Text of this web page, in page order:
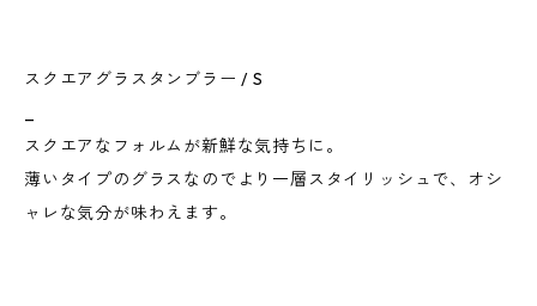
スクエアグラスタンブラー / S
スクエアなフォルムが新鮮な気持ちに。
薄いタイプのグラスなのでより一層スタイリッシュで、オシ
ャレな気分が味わえます。